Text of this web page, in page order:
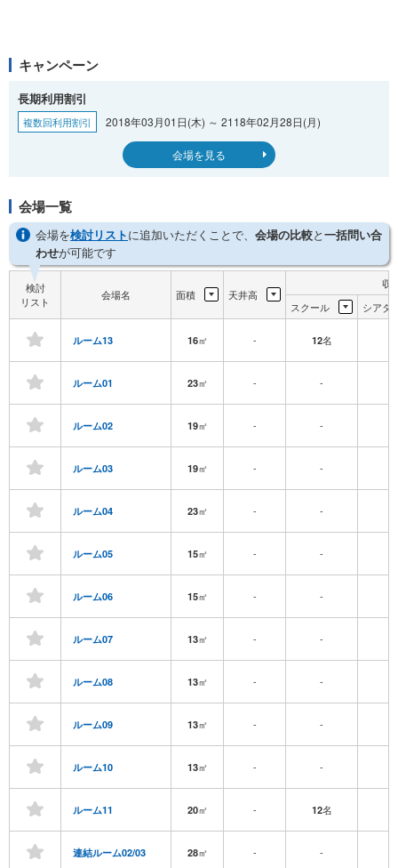
キャンペーン
長期利用割引
複数回利用割引 2018年03月01日(木) ～ 2118年02月28日(月)
会場を見る
会場一覧
会場を検討リストに追加いただくことで、 会場の比較と一括問い合
わせが可能です
検討
リスト
会場名 面積 天井高
収
スクール
シアタ
ルーム13 16㎡ - 12名
ルーム01 23㎡ - -
ルーム02 19㎡ - -
ルーム03 19㎡ - -
ルーム04 23㎡ - -
ルーム05 15㎡ - -
ルーム06 15㎡ - -
ルーム07 13㎡ - -
ルーム08 13㎡ - -
ルーム09 13㎡ - -
ルーム10 13㎡ - -
ルーム11 20㎡ - 12名
連結ルーム02/03 28㎡ - -